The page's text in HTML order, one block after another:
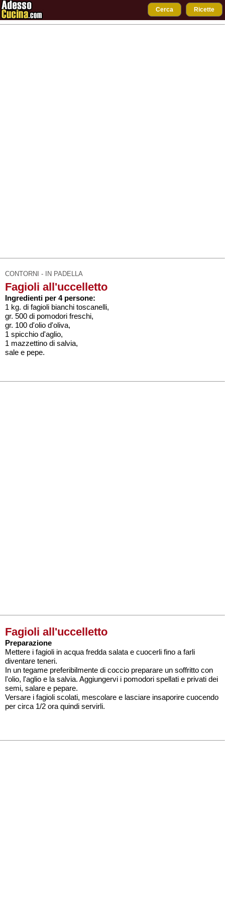
Cerca Ricette
CONTORNI - IN PADELLA
Fagioli all'uccelletto
Ingredienti per 4 persone:
1 kg. di fagioli bianchi toscanelli,
gr. 500 di pomodori freschi,
gr. 100 d'olio d'oliva,
1 spicchio d'aglio,
1 mazzettino di salvia,
sale e pepe.
Fagioli all'uccelletto
Preparazione
Mettere i fagioli in acqua fredda salata e cuocerli fino a farli
diventare teneri.
In un tegame preferibilmente di coccio preparare un soffritto con
l'olio, l'aglio e la salvia. Aggiungervi i pomodori spellati e privati dei
semi, salare e pepare.
Versare i fagioli scolati, mescolare e lasciare insaporire cuocendo
per circa 1/2 ora quindi servirli.